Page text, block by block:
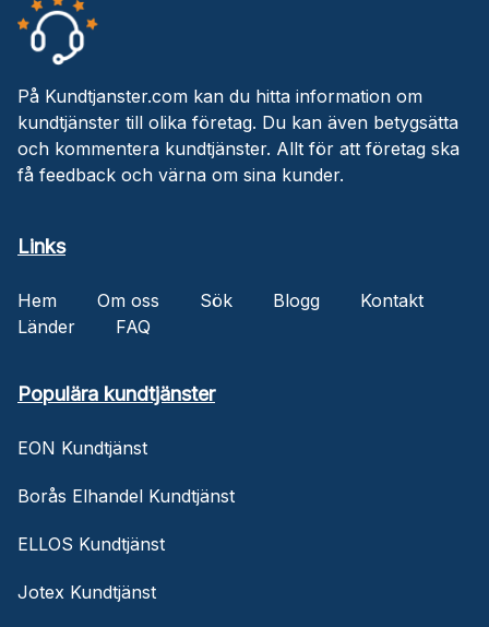
På Kundtjanster.com kan du hitta information om
kundtjänster till olika företag. Du kan även betygsätta
och kommentera kundtjänster. Allt för att företag ska
få feedback och värna om sina kunder.
Links
Hem Om oss Sök Blogg
Kontakt
Länder
FAQ
Populära kundtjänster
EON Kundtjänst
Borås Elhandel Kundtjänst
ELLOS Kundtjänst
Jotex Kundtjänst